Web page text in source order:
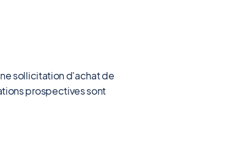
sollicitation d'achat de
prospectives sont